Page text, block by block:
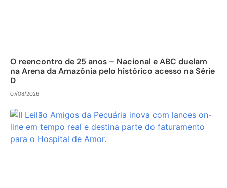
O reencontro de 25 anos – Nacional e ABC duelam
na Arena da Amazônia pelo histórico acesso na Série
D
07/08/2026